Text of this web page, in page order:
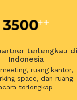
terlengkap di
Indonesia
meeting, ruang kantor,
space, dan ruang
terlengkap